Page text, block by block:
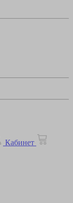
Кабинет